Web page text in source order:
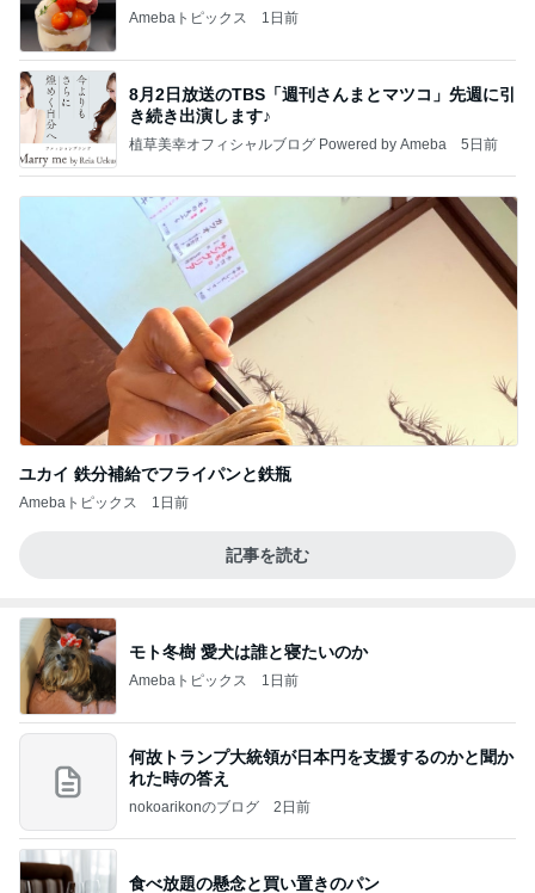
Amebaトピックス 1日前
8月2日放送のTBS「週刊さんまとマツコ」先週に引
き続き出演します♪
植草美幸オフィシャルブログ Powered by Ameba 5日前
ユカイ 鉄分補給でフライパンと鉄瓶
Amebaトピックス 1日前
記事を読む
モト冬樹 愛犬は誰と寝たいのか
Amebaトピックス 1日前
何故トランプ大統領が日本円を支援するのかと聞か
れた時の答え
nokoarikonのブログ 2日前
食べ放題の懸念と買い置きのパン